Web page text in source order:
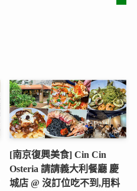
[南京復興美食] Cin Cin
Osteria 請請義大利餐廳 慶
城店 @ 沒訂位吃不到,用料